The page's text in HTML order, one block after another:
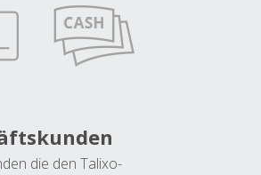
die den Talixo-